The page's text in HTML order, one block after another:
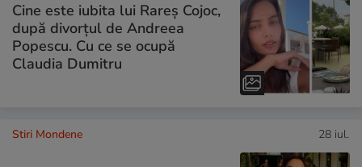
Cine este iubita lui Rareș Cojoc,
după divorțul de Andreea
Popescu. Cu ce se ocupă
Claudia Dumitru
Stiri Mondene 28 iul.